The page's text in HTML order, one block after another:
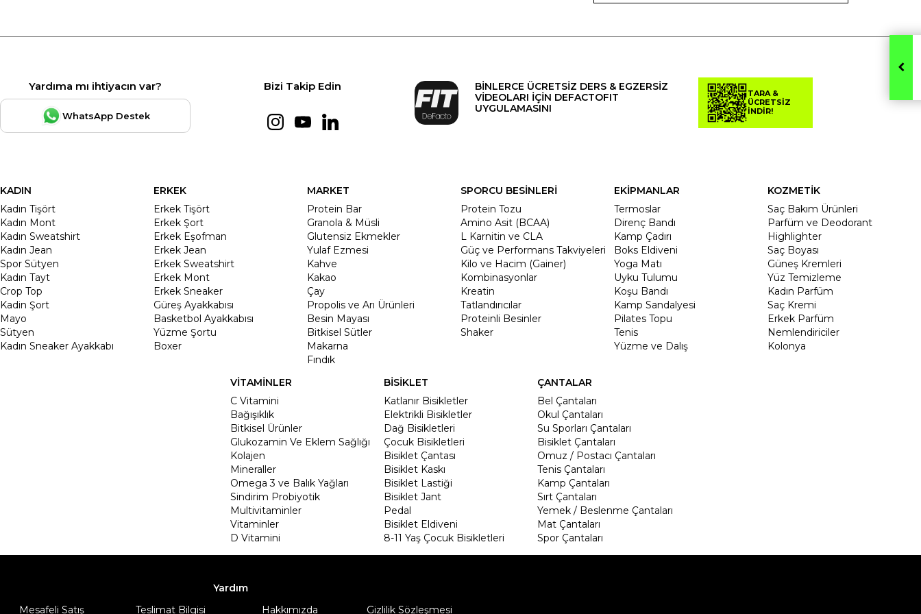
Yardıma mı ihtiyacın var?
WhatsApp Destek
Bizi Takip Edin
BİNLERCE ÜCRETSİZ DERS & EGZERSİZ
VİDEOLARI İÇİN DEFACTOFIT
UYGULAMASINI
TARA &
ÜCRETSİZ
İNDİR!
KADIN
Kadın Tişört
Kadın Mont
Kadın Sweatshirt
Kadın Jean
Spor Sütyen
Kadın Tayt
Crop Top
Kadin Şort
Mayo
Sütyen
Kadın Sneaker Ayakkabı
ERKEK
Erkek Tişört
Erkek Şort
Erkek Eşofman
Erkek Jean
Erkek Sweatshirt
Erkek Mont
Erkek Sneaker
Güreş Ayakkabısı
Basketbol Ayakkabısı
Yüzme Şortu
Boxer
MARKET
Protein Bar
Granola & Müsli
Glutensiz Ekmekler
Yulaf Ezmesi
Kahve
Kakao
Çay
Propolis ve Arı Ürünleri
Besin Mayası
Bitkisel Sütler
Makarna
Fındık
SPORCU BESİNLERİ
Protein Tozu
Amino Asit (BCAA)
L Karnitin ve CLA
Güç ve Performans Takviyeleri
Kilo ve Hacim (Gainer)
Kombinasyonlar
Kreatin
Tatlandırıcılar
Proteinli Besinler
Shaker
EKİPMANLAR
Termoslar
Direnç Bandı
Kamp Çadırı
Boks Eldiveni
Yoga Matı
Uyku Tulumu
Koşu Bandı
Kamp Sandalyesi
Pilates Topu
Tenis
Yüzme ve Dalış
KOZMETİK
Saç Bakım Ürünleri
Parfüm ve Deodorant
Highlighter
Saç Boyası
Güneş Kremleri
Yüz Temizleme
Kadın Parfüm
Saç Kremi
Erkek Parfüm
Nemlendiriciler
Kolonya
VİTAMİNLER
C Vitamini
Bağışıklık
Bitkisel Ürünler
Glukozamin Ve Eklem Sağlığı
Kolajen
Mineraller
Omega 3 ve Balık Yağları
Sindirim Probiyotik
Multivitaminler
Vitaminler
D Vitamini
BİSİKLET
Katlanır Bisikletler
Elektrikli Bisikletler
Dağ Bisikletleri
Çocuk Bisikletleri
Bisiklet Çantası
Bisiklet Kaskı
Bisiklet Lastiği
Bisiklet Jant
Pedal
Bisiklet Eldiveni
8-11 Yaş Çocuk Bisikletleri
ÇANTALAR
Bel Çantaları
Okul Çantaları
Su Sporları Çantaları
Bisiklet Çantaları
Omuz / Postacı Çantaları
Tenis Çantaları
Kamp Çantaları
Sırt Çantaları
Yemek / Beslenme Çantaları
Mat Çantaları
Spor Çantaları
Yardım
Mesafeli Satış
Teslimat Bilgisi Hakkımızda Gizlilik Sözleşmesi